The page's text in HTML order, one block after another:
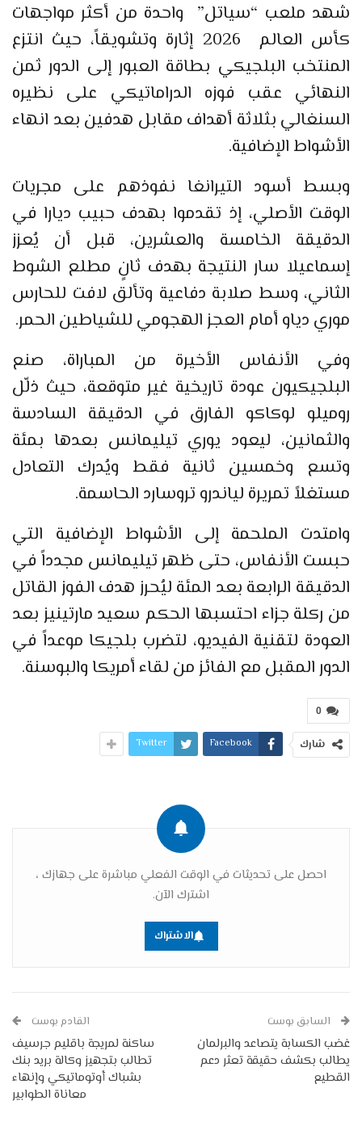
شهد ملعب “سياتل” واحدة من أكثر مواجهات
كأس العالم 2026 إثارة وتشويقاً، حيث انتزع
المنتخب البلجيكي بطاقة العبور إلى الدور ثمن
النهائي عقب فوزه الدراماتيكي على نظيره
السنغالي بثلاثة أهداف مقابل هدفين بعد انهاء
الأشواط الإضافية.
وبسط أسود التيرانغا نفوذهم على مجريات
الوقت الأصلي، إذ تقدموا بهدف حبيب ديارا في
الدقيقة الخامسة والعشرين، قبل أن يُعزز
إسماعيلا سار النتيجة بهدف ثانٍ مطلع الشوط
الثاني، وسط صلابة دفاعية وتألق لافت للحارس
موري دياو أمام العجز الهجومي للشياطين الحمر.
وفي الأنفاس الأخيرة من المباراة، صنع
البلجيكيون عودة تاريخية غير متوقعة، حيث ذلّل
روميلو لوكاكو الفارق في الدقيقة السادسة
والثمانين، ليعود يوري تيليمانس بعدها بمئة
وتسع وخمسين ثانية فقط ويُدرك التعادل
مستغلاً تمريرة لياندرو تروسارد الحاسمة.
وامتدت الملحمة إلى الأشواط الإضافية التي
حبست الأنفاس، حتى ظهر تيليمانس مجدداً في
الدقيقة الرابعة بعد المئة ليُحرز هدف الفوز القاتل
من ركلة جزاء احتسبها الحكم سعيد مارتينيز بعد
العودة لتقنية الفيديو، لتضرب بلجيكا موعداً في
الدور المقبل مع الفائز من لقاء أمريكا والبوسنة.
0
شارك Facebook
Twitter
احصل على تحديثات في الوقت الفعلي مباشرة على جهازك ،
اشترك الآن.
الاشتراك
السابق بوست
غضب الكسابة يتصاعد والبرلمان
يطالب بكشف حقيقة تعثر دعم
القطيع
القادم بوست
ساكنة لمريجة باقليم جرسيف
تطالب بتجهيز وكالة بريد بنك
بشباك أوتوماتيكي وإنهاء
معاناة الطوابير